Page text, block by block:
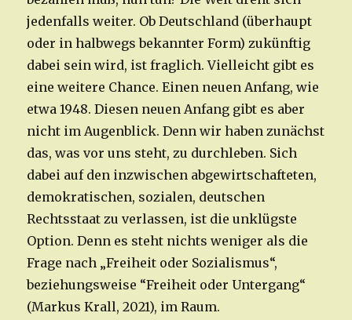
jedenfalls weiter. Ob Deutschland (überhaupt
oder in halbwegs bekannter Form) zukünftig
dabei sein wird, ist fraglich. Vielleicht gibt es
eine weitere Chance. Einen neuen Anfang, wie
etwa 1948. Diesen neuen Anfang gibt es aber
nicht im Augenblick. Denn wir haben zunächst
das, was vor uns steht, zu durchleben. Sich
dabei auf den inzwischen abgewirtschafteten,
demokratischen, sozialen, deutschen
Rechtsstaat zu verlassen, ist die unklügste
Option. Denn es steht nichts weniger als die
Frage nach „Freiheit oder Sozialismus“,
beziehungsweise “Freiheit oder Untergang“
(Markus Krall, 2021), im Raum.